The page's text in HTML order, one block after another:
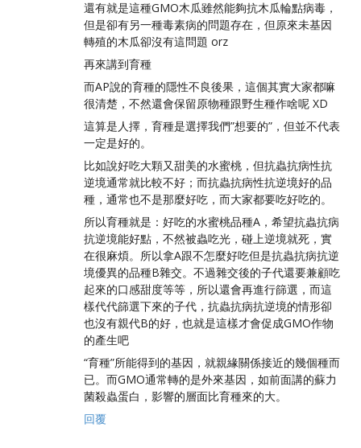
還有就是這種GMO木瓜雖然能夠抗木瓜輪點病毒，
但是卻有另一種毒素病的問題存在，但原來未基因
轉殖的木瓜卻沒有這問題 orz
再來講到育種
而AP說的育種的隱性不良後果，這個其實大家都嘛
很清楚，不然還會保留原物種跟野生種作啥呢 XD
這算是人擇，育種是選擇我們”想要的”，但並不代表
一定是好的。
比如說好吃大顆又甜美的水蜜桃，但抗蟲抗病性抗
逆境通常就比較不好；而抗蟲抗病性抗逆境好的品
種，通常也不是那麼好吃，而大家都要吃好吃的。
所以育種就是：好吃的水蜜桃品種A，希望抗蟲抗病
抗逆境能好點，不然被蟲吃光，碰上逆境就死，實
在很麻煩。所以拿A跟不怎麼好吃但是抗蟲抗病抗逆
境優異的品種B雜交。不過雜交後的子代還要兼顧吃
起來的口感甜度等等，所以還會再進行篩選，而這
樣代代篩選下來的子代，抗蟲抗病抗逆境的情形卻
也沒有親代B的好，也就是這樣才會促成GMO作物
的產生吧
“育種”所能得到的基因，就親緣關係接近的幾個種而
已。而GMO通常轉的是外來基因，如前面講的蘇力
菌殺蟲蛋白，影響的層面比育種來的大。
回覆